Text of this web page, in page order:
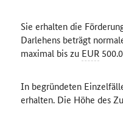
Sie erhalten die
Darlehens beträgt
maximal bis zu EUR
In begründeten
erhalten. Die Höhe des